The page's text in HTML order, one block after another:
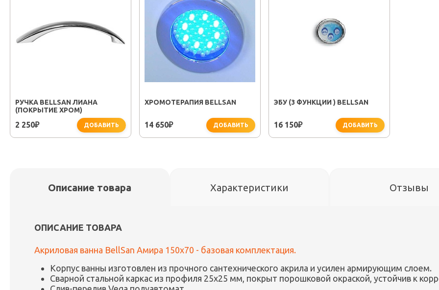
РУЧКА BELLSAN ЛИАНА
(ПОКРЫТИЕ ХРОМ)
2 250₽ ДОБАВИТЬ
ХРОМОТЕРАПИЯ BELLSAN
14 650₽ ДОБАВИТЬ
ЭБУ (3 ФУНКЦИИ ) BELLSAN
16 150₽ ДОБАВИТЬ
Описание товара Характеристики Отзывы
ОПИСАНИЕ ТОВАРА
Акриловая ванна BellSan Амира 150x70 - базовая комплектация.
Корпус ванны изготовлен из прочного сантехнического акрила и усилен армирующим слоем.
Сварной стальной каркас из профиля 25х25 мм, покрыт порошковой окраской, устойчив к